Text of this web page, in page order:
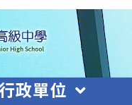
政單位